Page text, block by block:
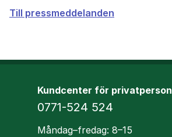
Till pressmeddelanden
Kundcenter för privatperson
Telefon
0771-524 524
Öppettider
Måndag–fredag: 8–15